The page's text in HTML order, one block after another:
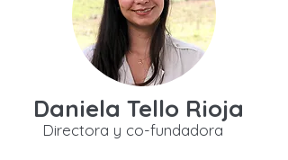
Directora y co-fundadora
Daniela Tello Rioja